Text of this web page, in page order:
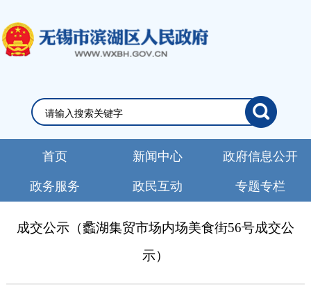
首页 新闻中心 政府信息公开
政务服务 政民互动 专题专栏
成交公示（蠡湖集贸市场内场美食街56号成交公
示）